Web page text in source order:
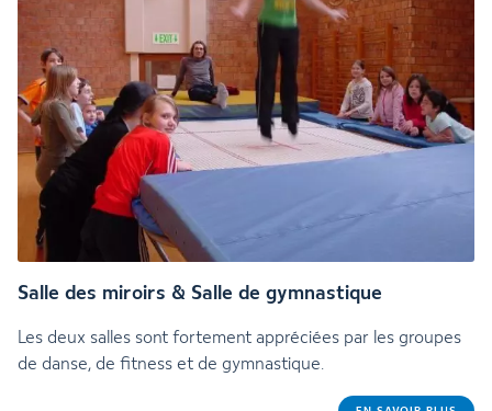
Salle des miroirs & Salle de gymnastique
Les deux salles sont fortement appréciées par les groupes
de danse, de fitness et de gymnastique.